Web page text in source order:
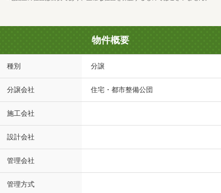
物件概要
種別 分譲
分譲会社 住宅・都市整備公団
施工会社
設計会社
管理会社
管理方式